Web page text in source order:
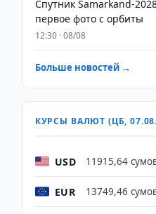
Спутник Samarkand-
первое фото с орбиты
12:30 · 08/08
Больше новостей →
КУРСЫ ВАЛЮТ (ЦБ,
USD 11915,64
EUR 13749,46